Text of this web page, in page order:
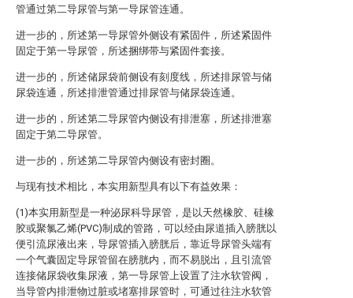
管通过第二导尿管与第一导尿管连通。
进一步的，所述第一导尿管外侧设有紧固件，所述紧固件
固定于第一导尿管，所述捆绑带与紧固件套接。
进一步的，所述储尿袋前侧设有刻度线，所述排尿管与储
尿袋连通，所述排泄管通过排尿管与储尿袋连通。
进一步的，所述第二导尿管内侧设有排泄塞，所述排泄塞
固定于第二导尿管。
进一步的，所述第二导尿管内侧设有密封圈。
与现有技术相比，本实用新型具有以下有益效果：
(1)本实用新型是一种泌尿科导尿管，是以天然橡胶、硅橡
胶或聚氯乙烯(PVC)制成的管路，可以经由尿道插入膀胱以
便引流尿液出来，导尿管插入膀胱后，靠近导尿管头端有
一个气囊固定导尿管留在膀胱内，而不易脱出，且引流管
连接储尿袋收集尿液，第一导尿管上设置了注水软管阀，
当导管内排泄物过脏或堵塞排尿管时，可通过往注水软管